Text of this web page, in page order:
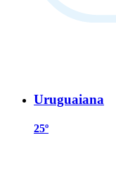
Uruguaiana
25º